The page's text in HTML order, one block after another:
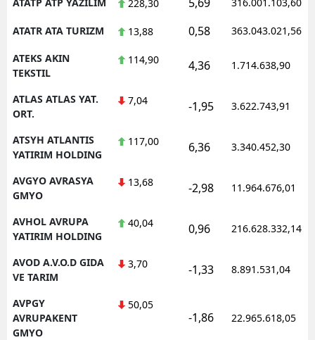
228,30
ATATR ATA TURIZM 13,88 0,58 363.043.021,56
ATEKS AKIN
TEKSTIL
114,90 4,36 1.714.638,90
ATLAS ATLAS YAT.
ORT.
7,04 -1,95 3.622.743,91
ATSYH ATLANTIS
YATIRIM HOLDING
117,00 6,36 3.340.452,30
AVGYO AVRASYA
GMYO
13,68 -2,98 11.964.676,01
AVHOL AVRUPA
YATIRIM HOLDING
40,04 0,96 216.628.332,14
AVOD A.V.O.D GIDA
VE TARIM
3,70 -1,33 8.891.531,04
AVPGY
AVRUPAKENT
GMYO
50,05
-1,86 22.965.618,05